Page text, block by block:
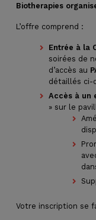
Biotherapies
L’offre comprend :
Entrée à la
soirées de
d’accès au
détaillés ci-
Accès à un
» sur le
Votre inscription se